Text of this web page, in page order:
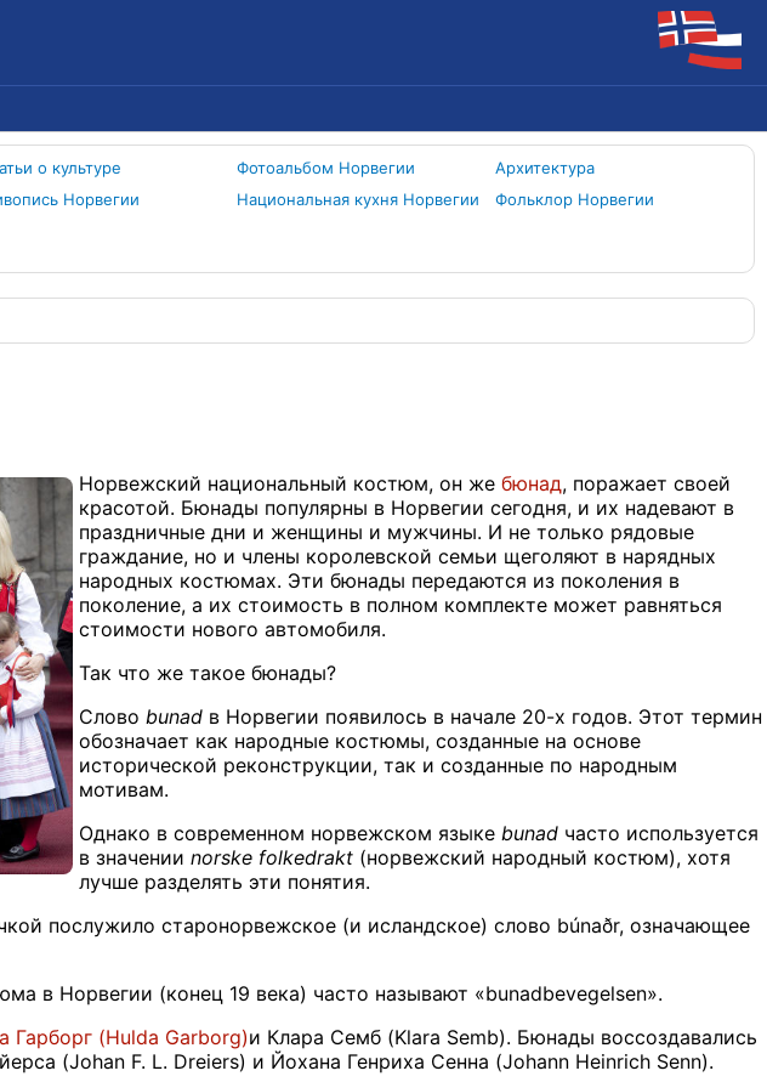
о культуре Фотоальбом Норвегии
Архитектура
Норвегии Национальная кухня Норвегии
Фольклор Норвегии
Норвежский национальный костюм, он же бюнад, поражает своей
красотой. Бюнады популярны в Норвегии сегодня, и их надевают в
праздничные дни и женщины и мужчины. И не только рядовые
граждание, но и члены королевской семьи щеголяют в нарядных
народных костюмах. Эти бюнады передаются из поколения в
поколение, а их стоимость в полном комплекте может равняться
стоимости нового автомобиля.
Так что же такое бюнады?
Слово bunad в Норвегии появилось в начале 20-х годов. Этот термин
обозначает как народные костюмы, созданные на основе
исторической реконструкции, так и созданные по народным
мотивам.
Однако в современном норвежском языке bunad часто используется
в значении norske folkedrakt (норвежский народный костюм), хотя
лучше разделять эти понятия.
послужило старонорвежское (и исландское) слово búnaðr, означающее
в Норвегии (конец 19 века) часто называют «bunadbevegelsen».
Гарборг (Hulda Garborg)и Клара Семб (Klara Semb). Бюнады воссоздавались
(Johan F. L. Dreiers) и Йохана Генриха Сенна (Johann Heinrich Senn).